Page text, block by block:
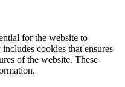
for the website to
cookies that ensures
of the website. These